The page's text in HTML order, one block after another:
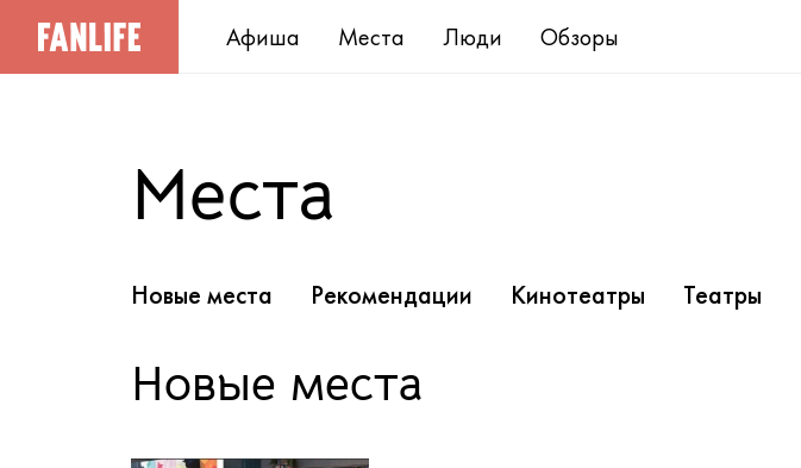
Афиша Места Люди Обзоры
Места
Новые места Рекомендации Кинотеатры Театры
Новые места